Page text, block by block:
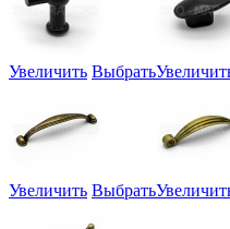
Увеличить Выбрать
Увеличить Выбрать